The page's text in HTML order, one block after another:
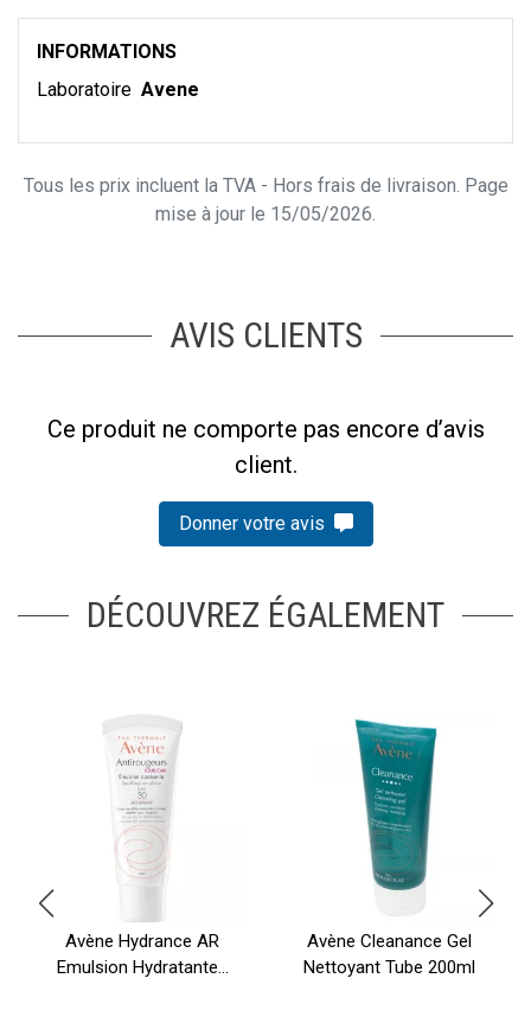
INFORMATIONS
Laboratoire Avene
Tous les prix incluent la TVA - Hors frais de livraison. Page
mise à jour le 15/05/2026.
AVIS CLIENTS
Ce produit ne comporte pas encore d’avis
client.
Donner votre avis
DÉCOUVREZ ÉGALEMENT
Avène Hydrance AR
Emulsion Hydratante...
Avène Cleanance Gel
Nettoyant Tube 200ml